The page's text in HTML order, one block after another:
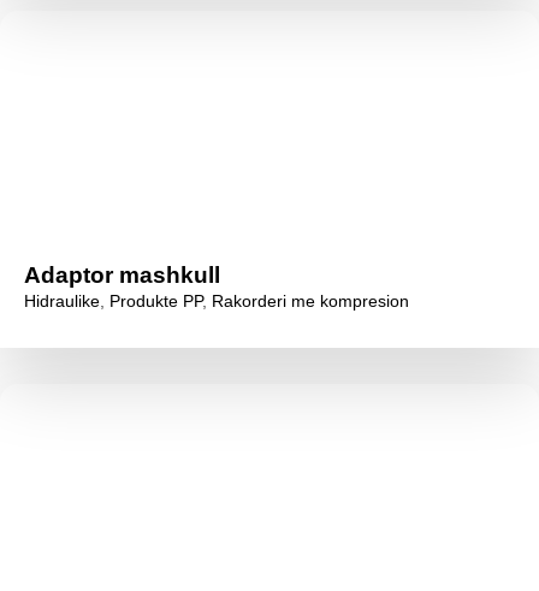
Adaptor mashkull
Hidraulike Produkte PP, Rakorderi me kompresion